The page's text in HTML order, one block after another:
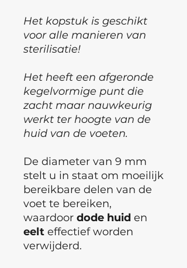
Het kopstuk is geschikt
voor alle manieren van
sterilisatie!
Het heeft een afgeronde
kegelvormige punt die
zacht maar nauwkeurig
werkt ter hoogte van de
huid van de voeten.
De diameter van 9 mm
stelt u in staat om moeilijk
bereikbare delen van de
voet te bereiken,
waardoor dode huid en
eelt effectief worden
verwijderd.